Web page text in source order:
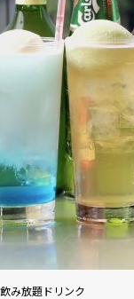
飲み放題ドリンク